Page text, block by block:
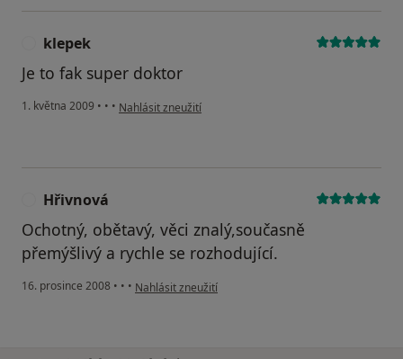
klepek
Je to fak super doktor
1. května 2009 • • • podle názoru uživatele klepek
Nahlásit zneužití
Hřivnová
Ochotný, obětavý, věci znalý,současně
přemýšlivý a rychle se rozhodující.
16. prosince 2008 • • • podle názoru uživatele Hřivnová
Nahlásit zneužití